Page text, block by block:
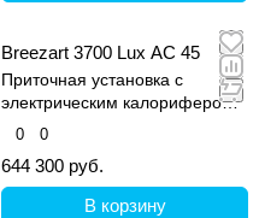
Breezart 3700 Lux AC 45
Приточная установка с
электрическим калорифером
(AС)
0 0
644 300 руб.
В корзину